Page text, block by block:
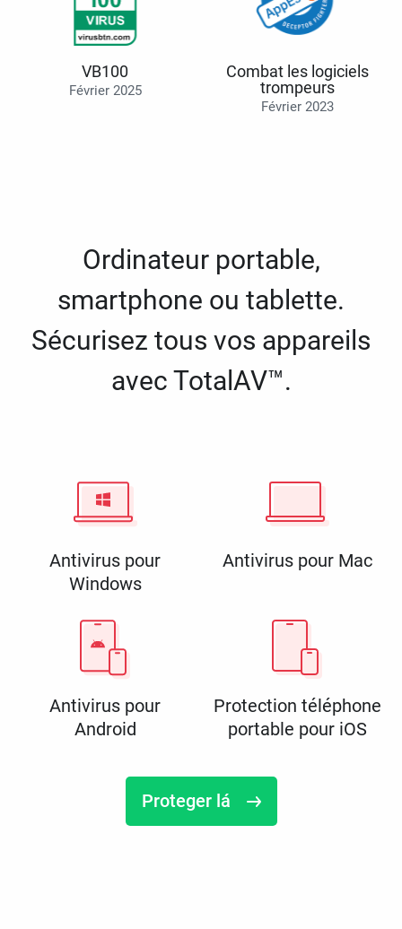
VB100
Février 2025
Combat les logiciels
trompeurs
Février 2023
Ordinateur portable,
smartphone ou tablette.
Sécurisez tous vos appareils
avec TotalAV™.
Antivirus pour
Windows
Antivirus pour Mac
Antivirus pour
Android
Protection téléphone
portable pour iOS
Proteger lá